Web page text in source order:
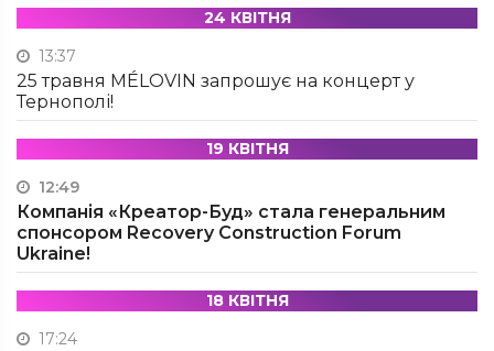
24 КВІТНЯ
13:37
25 травня MÉLOVIN запрошує на концерт у
Тернополі!
19 КВІТНЯ
12:49
Компанія «Креатор-Буд» стала генеральним
спонсором Recovery Construction Forum
Ukraine!
18 КВІТНЯ
17:24